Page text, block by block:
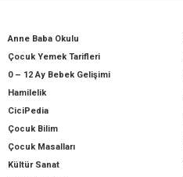
Anne Baba Okulu
Çocuk Yemek Tarifleri
0 – 12 Ay Bebek Gelişimi
Hamilelik
CiciPedia
Çocuk Bilim
Çocuk Masalları
Kültür Sanat